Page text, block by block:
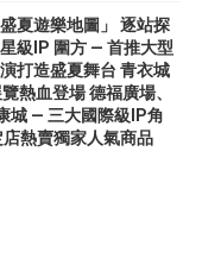
夏遊樂地圖」 逐站探
級IP 圍方 — 首推大型
打造盛夏舞台 青衣城
熱血登場 德福廣場、
城 — 三大國際級IP角
熱賣獨家人氣商品